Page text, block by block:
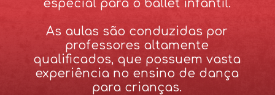
especial para o ballet infantil.
As aulas são conduzidas por
professores altamente
qualificados, que possuem vasta
experiência no ensino de dança
para crianças.